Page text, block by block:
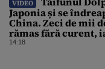
VIDEO
Japonia și se
China. Zeci de mii
rămas fără curent,
au fost închise
14:18